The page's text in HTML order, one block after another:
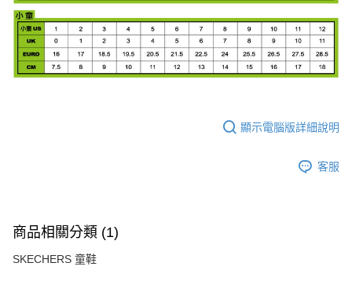
顯示電腦版詳細說明
客服
商品相關分類 (1)
SKECHERS 童鞋